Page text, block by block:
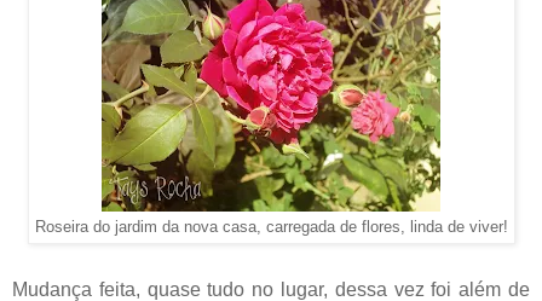
Roseira do jardim da nova casa, carregada de flores, linda de viver!
Mudança feita, quase tudo no lugar, dessa vez foi além de